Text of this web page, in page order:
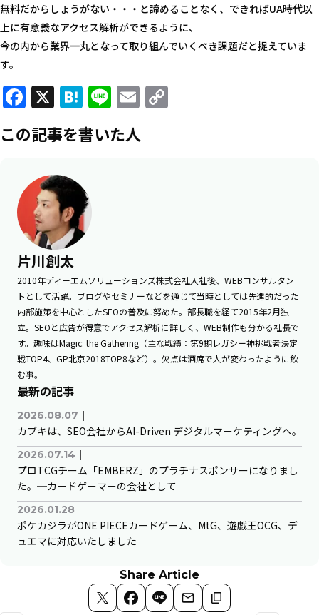
無料だからしょうがない・・・と諦めることなく、できればUA時代以
上に有意義なアクセス解析ができるように、
今の内から業界一丸となって取り組んでいくべき課題だと捉えていま
す。
Facebook
X Hatena
LineEmail
この記事を書いた人
片川創太
2010年ディーエムソリューションズ株式会社入社後、WEBコンサルタン
トとして活躍。ブログやセミナーなどを通じて当時としては先進的だった
内部施策を中心としたSEOの普及に努めた。部長職を経て2015年2月独
立。SEOと広告が得意でアクセス解析に詳しく、WEB制作も分かる社長で
す。趣味はMagic: the Gathering（主な戦績：第9期レガシー神挑戦者決定
戦TOP4、GP北京2018TOP8など）。欠点は酒席で人が変わったように飲
む事。
最新の記事
2026.08.07 ｜
カブキは、SEO会社からAI-Driven デジタルマーケティングへ。
2026.07.14 ｜
プロTCGチーム「EMBERZ」のプラチナスポンサーになりまし
た。─カードゲーマーの会社として
2026.01.28 ｜
ポケカジラがONE PIECEカードゲーム、MtG、遊戯王OCG、デ
ュエマに対応いたしました
Share Article
X Facebook
LINE メールで送るリンクをコピー